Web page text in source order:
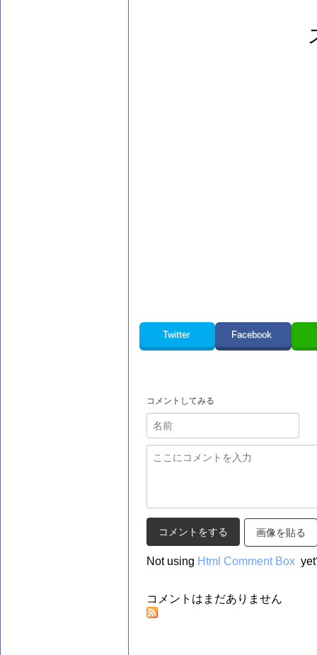
Twitter Facebook
コメントしてみる
画像を貼る
Not using Html Comment Box
コメントはまだありません